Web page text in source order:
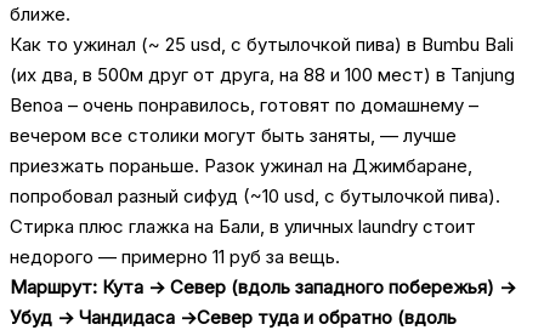
ближе.
Как то ужинал (~ 25 usd, с бутылочкой пива) в Bumbu Bali
(их два, в 500м друг от друга, на 88 и 100 мест) в Tanjung
Benoa – очень понравилось, готовят по домашнему –
вечером все столики могут быть заняты, — лучше
приезжать пораньше. Разок ужинал на Джимбаране,
попробовал разный сифуд (~10 usd, с бутылочкой пива).
Стирка плюс глажка на Бали, в уличных laundry стоит
недорого — примерно 11 руб за вещь.
Маршрут: Кута -> Cевер (вдоль западного побережья) ->
Убуд -> Чандидаса ->Север туда и обратно (вдоль